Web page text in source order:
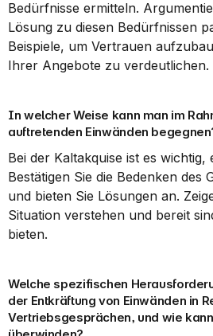
Bedürfnisse ermitteln.
Lösung zu diesen Bedürfnissen
Beispiele, um Vertrauen
Ihrer Angebote zu verdeutlichen.
In welcher Weise kann man im
auftretenden Einwänden
Bei der Kaltakquise ist es wichtig,
Bestätigen Sie die Bedenken des
und bieten Sie Lösungen an.
Situation verstehen und bereit
bieten.
Welche spezifischen
der Entkräftung von Einwänden in
Vertriebsgesprächen, und wie